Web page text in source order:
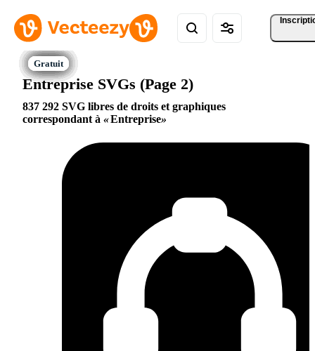
Entreprise SVGs (Page 2)
837 292 SVG libres de droits et graphiques
correspondant à
Entreprise